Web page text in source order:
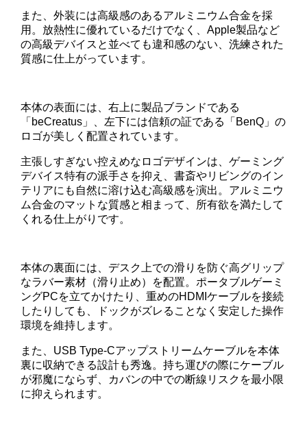
また、外装には高級感のあるアルミニウム合金を採
用。放熱性に優れているだけでなく、Apple製品など
の高級デバイスと並べても違和感のない、洗練された
質感に仕上がっています。
本体の表面には、右上に製品ブランドである
「beCreatus」、左下には信頼の証である「BenQ」の
ロゴが美しく配置されています。
主張しすぎない控えめなロゴデザインは、ゲーミング
デバイス特有の派手さを抑え、書斎やリビングのイン
テリアにも自然に溶け込む高級感を演出。アルミニウ
ム合金のマットな質感と相まって、所有欲を満たして
くれる仕上がりです。
本体の裏面には、デスク上での滑りを防ぐ高グリップ
なラバー素材（滑り止め）を配置。ポータブルゲーミ
ングPCを立てかけたり、重めのHDMIケーブルを接続
したりしても、ドックがズレることなく安定した操作
環境を維持します。
また、USB Type-Cアップストリームケーブルを本体
裏に収納できる設計も秀逸。持ち運びの際にケーブル
が邪魔にならず、カバンの中での断線リスクを最小限
に抑えられます。